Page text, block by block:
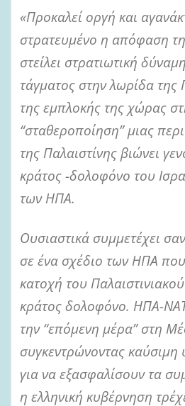
«Προκαλεί οργή και
στρατευμένο η απόφαση
στείλει στρατιωτική
τάγματος στην λωρίδα της
της εμπλοκής της χώρας
“σταθεροποίηση” μιας
της Παλαιστίνης βιώνει
κράτος -δολοφόνο του
των ΗΠΑ.
Ουσιαστικά συμμετέχει
σε ένα σχέδιο των ΗΠΑ που
κατοχή του
κράτος δολοφόνο. ΗΠΑ-
την “επόμενη μέρα” στη
συγκεντρώνοντας καύσιμη
για να εξασφαλίσουν τα
η ελληνική κυβέρνηση